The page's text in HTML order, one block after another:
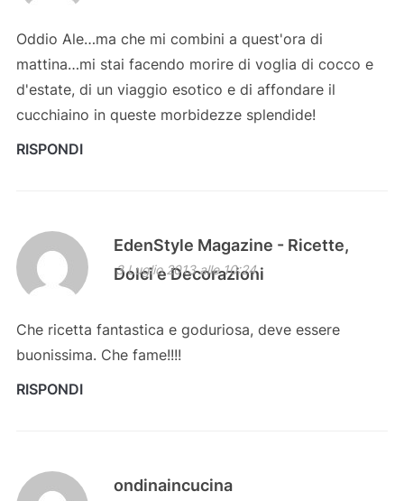
Oddio Ale…ma che mi combini a quest'ora di
mattina…mi stai facendo morire di voglia di cocco e
d'estate, di un viaggio esotico e di affondare il
cucchiaino in queste morbidezze splendide!
RISPONDI
EdenStyle Magazine - Ricette,
Dolci e Decorazioni
3 Luglio 2013 alle 10:24
Che ricetta fantastica e goduriosa, deve essere
buonissima. Che fame!!!!
RISPONDI
ondinaincucina